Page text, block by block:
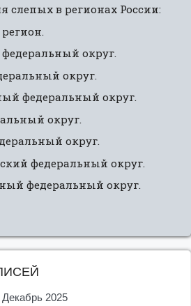
слепых в регионах России:
округ.
округ.
федеральный округ.
округ.
округ.
федеральный округ.
федеральный округ.
Декабрь 2025